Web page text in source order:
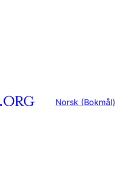
Norsk (Bokmål)